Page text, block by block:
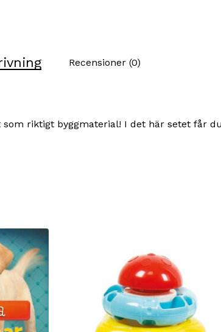
Recensioner (0)
riktigt byggmaterial! I det här setet får